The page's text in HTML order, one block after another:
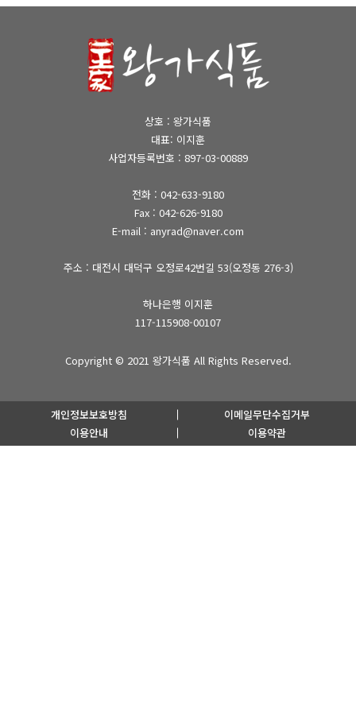
상호 : 왕가식품
대표: 이지훈
사업자등록번호 : 897-03-00889
전화 : 042-633-9180
Fax : 042-626-9180
E-mail : anyrad@naver.com
주소 : 대전시 대덕구 오정로42번길 53(오정동 276-3)
하나은행 이지훈
117-115908-00107
Copyright © 2021 왕가식품 All Rights Reserved.
개인정보보호방침
이용약관
이용안내
이메일무단수집거부